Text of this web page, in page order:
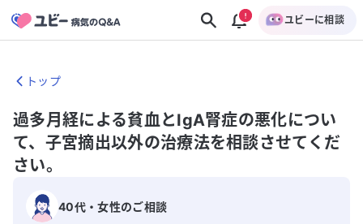
ユビーに相談
トップ
過多月経による貧血とIgA腎症の悪化につい
て、子宮摘出以外の治療法を相談させてくだ
さい。
40代・女性のご相談